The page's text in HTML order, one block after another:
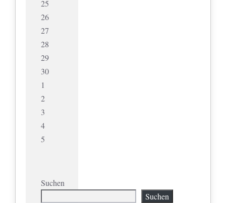
25
26
27
28
29
30
1
2
3
4
5
Suchen
Suchen